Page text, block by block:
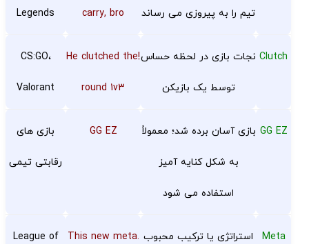
تیم را به پیروزی می رساند carry, bro
Legends
Clutch نجات بازی در لحظه حساس
توسط یک بازیکن
!He clutched the
round 1v3
CS:GO،
Valorant
GG EZ بازی آسان برده شد؛ معمولاً
به شکل کنایه آمیز
استفاده می شود
GG EZ بازی های
رقابتی تیمی
Meta استراتژی یا ترکیب محبوب .This new meta
League of